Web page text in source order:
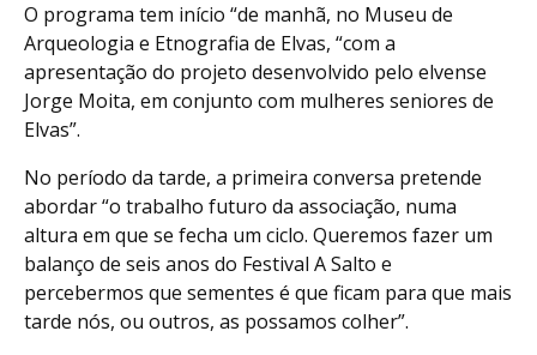
O programa tem início “de manhã, no Museu de
Arqueologia e Etnografia de Elvas, “com a
apresentação do projeto desenvolvido pelo elvense
Jorge Moita, em conjunto com mulheres seniores de
Elvas”.
No período da tarde, a primeira conversa pretende
abordar “o trabalho futuro da associação, numa
altura em que se fecha um ciclo. Queremos fazer um
balanço de seis anos do Festival A Salto e
percebermos que sementes é que ficam para que mais
tarde nós, ou outros, as possamos colher”.